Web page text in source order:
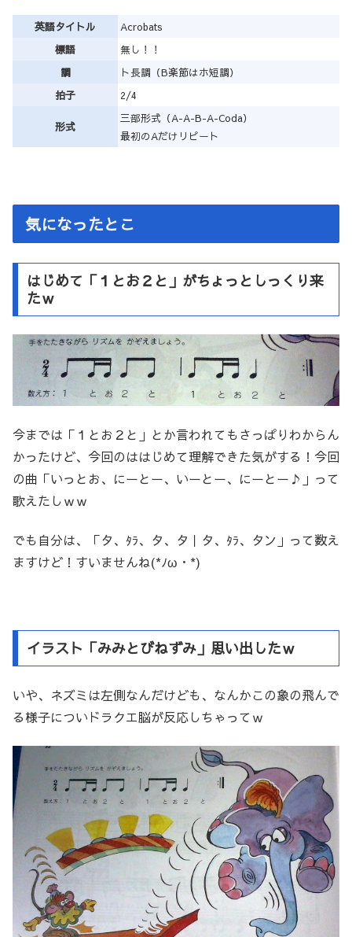
英語タイトル
Acrobats
標語
無し！！
調
ト長調（B楽節はホ短調）
拍子
2/4
形式
三部形式（A-A-B-A-Coda）
最初のAだけリピート
気になったとこ
はじめて「１とお２と」がちょっとしっくり来
たｗ
今までは「１とお２と」とか言われてもさっぱりわからん
かったけど、今回のははじめて理解できた気がする！今回
の曲「いっとお、にーとー、いーとー、にーとー♪」って
歌えたしｗｗ
でも自分は、「タ、ﾀﾗ、タ、タ｜タ、ﾀﾗ、タン」って数え
ますけど！すいませんね(*ﾉω・*)
イラスト「みみとびねずみ」思い出したｗ
いや、ネズミは左側なんだけども、なんかこの象の飛んで
る様子についドラクエ脳が反応しちゃってｗ